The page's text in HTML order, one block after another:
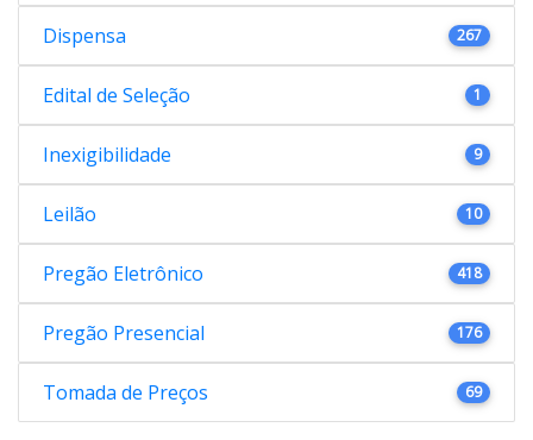
Dispensa 267
Edital de Seleção 1
Inexigibilidade 9
Leilão 10
Pregão Eletrônico 418
Pregão Presencial 176
Tomada de Preços 69